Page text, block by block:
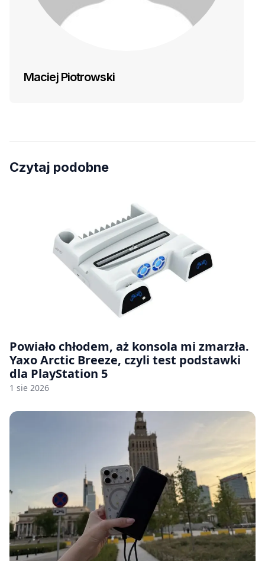
Maciej Piotrowski
Czytaj podobne
Powiało chłodem, aż konsola mi zmarzła.
Yaxo Arctic Breeze, czyli test podstawki
dla PlayStation 5
1 sie 2026